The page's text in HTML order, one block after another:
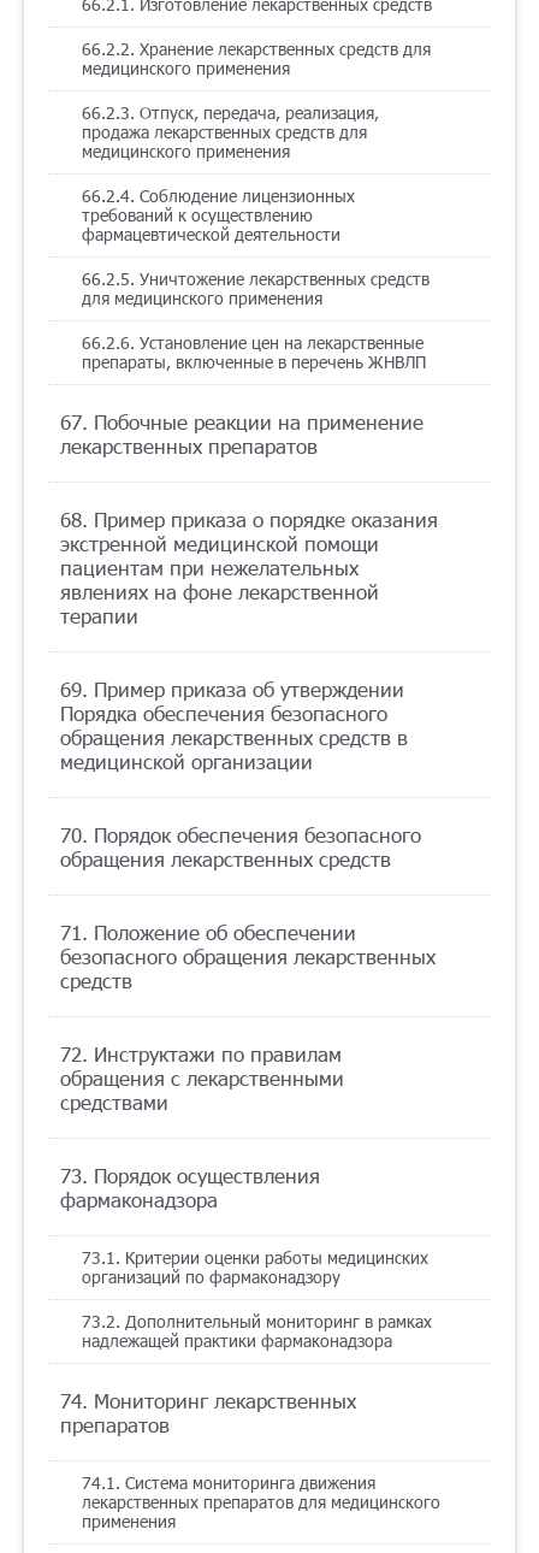
66.2.2. Хранение лекарственных средств для
медицинского применения
66.2.3. Отпуск, передача, реализация,
продажа лекарственных средств для
медицинского применения
66.2.4. Соблюдение лицензионных
требований к осуществлению
фармацевтической деятельности
66.2.5. Уничтожение лекарственных средств
для медицинского применения
66.2.6. Установление цен на лекарственные
препараты, включенные в перечень ЖНВЛП
67. Побочные реакции на применение
лекарственных препаратов
68. Пример приказа о порядке оказания
экстренной медицинской помощи
пациентам при нежелательных
явлениях на фоне лекарственной
терапии
69. Пример приказа об утверждении
Порядка обеспечения безопасного
обращения лекарственных средств в
медицинской организации
70. Порядок обеспечения безопасного
обращения лекарственных средств
71. Положение об обеспечении
безопасного обращения лекарственных
средств
72. Инструктажи по правилам
обращения с лекарственными
средствами
73. Порядок осуществления
фармаконадзора
73.1. Критерии оценки работы медицинских
организаций по фармаконадзору
73.2. Дополнительный мониторинг в рамках
надлежащей практики фармаконадзора
74. Мониторинг лекарственных
препаратов
74.1. Система мониторинга движения
лекарственных препаратов для медицинского
применения